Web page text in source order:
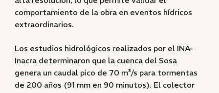
comportamiento de la obra en eventos hídricos
extraordinarios.
Los estudios hidrológicos realizados por el INA-
Inacra determinaron que la cuenca del Sosa
genera un caudal pico de 70 m³/s para tormentas
de 200 años (91 mm en 90 minutos). El colector